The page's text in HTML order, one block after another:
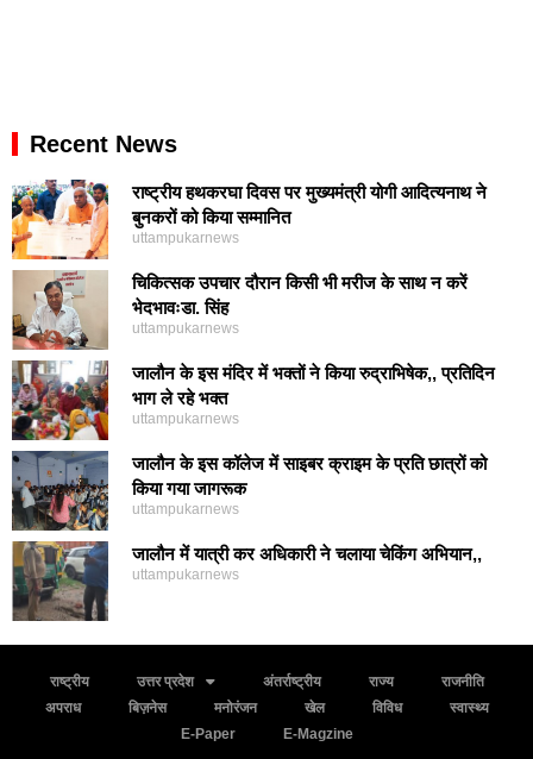
Recent News
राष्ट्रीय हथकरघा दिवस पर मुख्यमंत्री योगी आदित्यनाथ ने
बुनकरों को किया सम्मानित
uttampukarnews
चिकित्सक उपचार दौरान किसी भी मरीज के साथ न करें
भेदभावःडा. सिंह
uttampukarnews
जालौन के इस मंदिर में भक्तों ने किया रुद्राभिषेक,, प्रतिदिन
भाग ले रहे भक्त
uttampukarnews
जालौन के इस कॉलेज में साइबर क्राइम के प्रति छात्रों को
किया गया जागरूक
uttampukarnews
जालौन में यात्री कर अधिकारी ने चलाया चेकिंग अभियान,,
uttampukarnews
राष्ट्रीय उत्तर प्रदेश अंतर्राष्ट्रीय राज्य
राजनीति
अपराध
बिज़नेस मनोरंजन खेल विविध
स्वास्थ्य
E-Paper
E-Magzine